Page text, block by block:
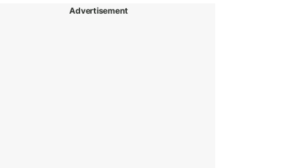
Advertisement